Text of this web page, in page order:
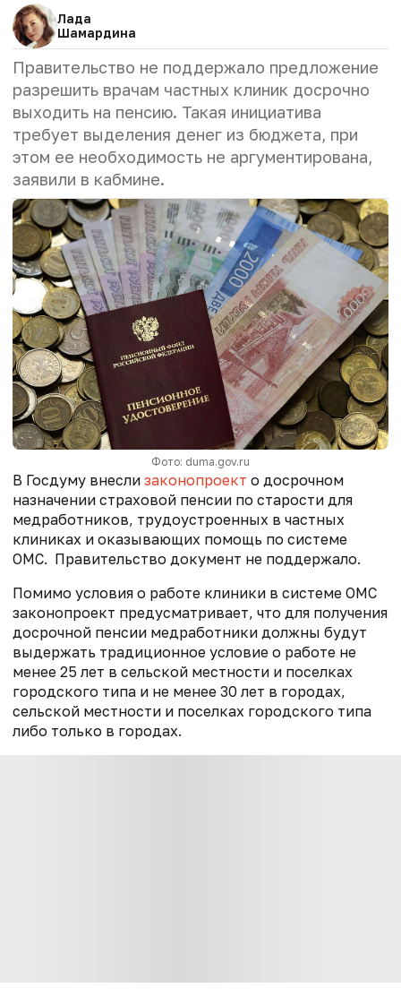
Лада
Шамардина
Правительство не поддержало предложение
разрешить врачам частных клиник досрочно
выходить на пенсию. Такая инициатива
требует выделения денег из бюджета, при
этом ее необходимость не аргументирована,
заявили в кабмине.
Фото: duma.gov.ru
В Госдуму внесли законопроект о досрочном
назначении страховой пенсии по старости для
медработников, трудоустроенных в частных
клиниках и оказывающих помощь по системе
ОМС. Правительство документ не поддержало.
Помимо условия о работе клиники в системе ОМС
законопроект предусматривает, что для получения
досрочной пенсии медработники должны будут
выдержать традиционное условие о работе не
менее 25 лет в сельской местности и поселках
городского типа и не менее 30 лет в городах,
сельской местности и поселках городского типа
либо только в городах.